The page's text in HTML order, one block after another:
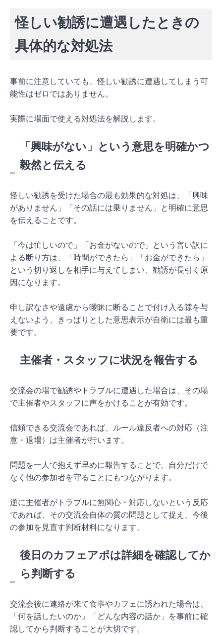
怪しい勧誘に遭遇したときの
具体的な対処法
事前に注意していても、怪しい勧誘に遭遇してしまう可
能性はゼロではありません。
実際に場面で使える対処法を解説します。
「興味がない」という意思を明確かつ
毅然と伝える
怪しい勧誘を受けた場合の最も効果的な対処は、「興味
がありません」「その話には乗りません」と明確に意思
を伝えることです。
「今は忙しいので」「お金がないので」という言い訳に
よる断り方は、「時間ができたら」「お金ができたら」
という切り返しを相手に与えてしまい、勧誘が長引く原
因になります。
申し訳なさや遠慮から曖昧に断ることで付け入る隙を与
えないよう、きっぱりとした意思表示が自衛には最も重
要です。
主催者・スタッフに状況を報告する
交流会の場で勧誘やトラブルに遭遇した場合は、その場
で主催者やスタッフに声をかけることが有効です。
信頼できる交流会であれば、ルール違反者への対応（注
意・退場）は主催者が行います。
問題を一人で抱えず早めに報告することで、自分だけで
なく他の参加者を守ることにもつながります。
逆に主催者がトラブルに無関心・対応しないという反応
であれば、その交流会自体の質の問題として捉え、今後
の参加を見直す判断材料になります。
後日のカフェアポは詳細を確認してか
ら判断する
交流会後に連絡が来て食事やカフェに誘われた場合は、
「何を話したいのか」「どんな内容の話か」を事前に確
認してから判断することが大切です。